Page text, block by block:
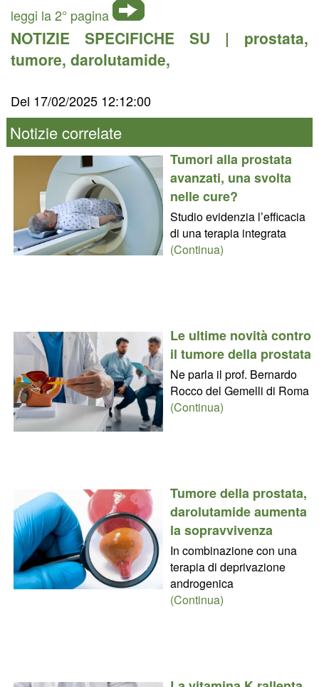
leggi la 2° pagina
NOTIZIE SPECIFICHE SU | prostata,
tumore, darolutamide,
Del 17/02/2025 12:12:00
Notizie correlate
Tumori alla prostata
avanzati, una svolta
nelle cure?
Studio evidenzia l’efficacia
di una terapia integrata
(Continua)
Le ultime novità contro
il tumore della prostata
Ne parla il prof. Bernardo
Rocco del Gemelli di Roma
(Continua)
Tumore della prostata,
darolutamide aumenta
la sopravvivenza
In combinazione con una
terapia di deprivazione
androgenica
(Continua)